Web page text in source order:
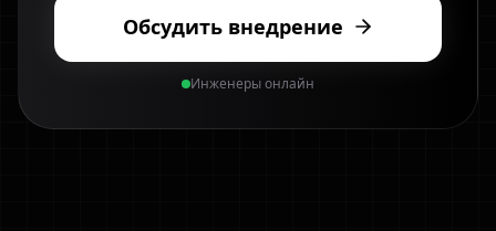
Обсудить внедрение
Инженеры онлайн